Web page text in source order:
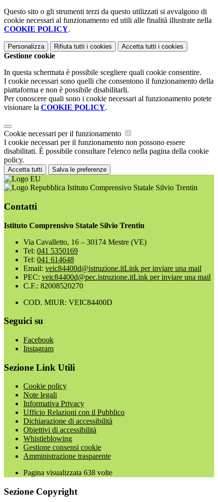
Questo sito o gli strumenti terzi da questo utilizzati si avvalgono di
cookie necessari al funzionamento ed utili alle finalità illustrate nella
COOKIE POLICY.
Personalizza Rifiuta tutti i cookies Accetta tutti i cookies
Gestione cookie
In questa schermata è possibile scegliere quali cookie consentire.
I cookie necessari sono quelli che consentono il funzionamento della
piattaforma e non è possibile disabilitarli.
Per conoscere quali sono i cookie necessari al funzionamento potete
visionare la COOKIE POLICY.
Cookie necessari per il funzionamento
I cookie necessari per il funzionamento non possono essere
disabilitati. È possibile consultare l'elenco nella pagina della cookie
policy.
Accetta tutti Salva le preferenze
Istituto Comprensivo Statale Silvio Trentin
Contatti
Istituto Comprensivo Statale Silvio Trentin
Via Cavalletto, 16 – 30174 Mestre (VE)
Tel: 041 5350169
Tel: 041 614648
Email: veic84400d@istruzione.itLink per inviare una mail
PEC: veic84400d@pec.istruzione.itLink per inviare una mail
C.F.: 82008520270
COD. MIUR: VEIC84400D
Seguici su
Facebook
Instagram
Sezione Link Utili
Cookie policy
Note legali
Informativa Privacy
Ufficio Relazioni con il Pubblico
Dichiarazione di accessibilità
Obiettivi di accessibilità
Whistleblowing
Gestione consensi cookie
Amministrazione trasparente
Pagina visualizzata 638 volte
Sezione Copyright